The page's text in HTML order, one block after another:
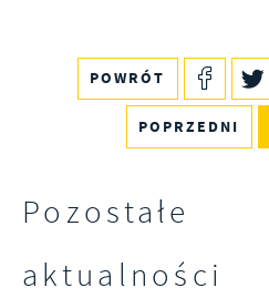
POWRÓT
POPRZEDNI
Pozostałe
aktualności